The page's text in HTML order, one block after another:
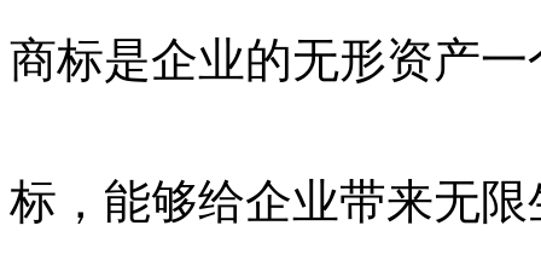
商标是企业的无形资产
标，能够给企业带来无